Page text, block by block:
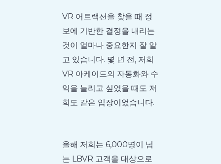
VR 어트랙션을 찾을 때 정
보에 기반한 결정을 내리는
것이 얼마나 중요한지 잘 알
고 있습니다. 몇 년 전, 저희
VR 아케이드의 자동화와 수
익을 늘리고 싶었을 때도 저
희도 같은 입장이었습니다.
올해 저희는 6,000명이 넘
는 LBVR 고객을 대상으로